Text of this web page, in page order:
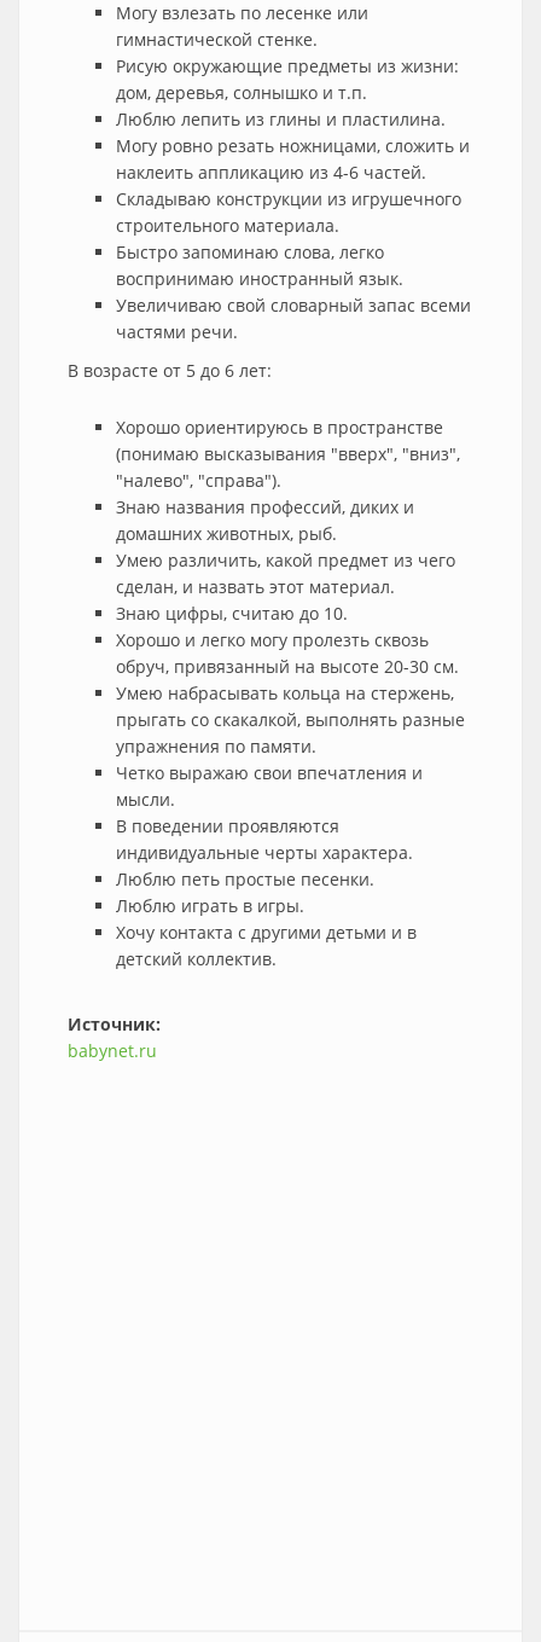
Могу взлезать по лесенке или
гимнастической стенке.
Рисую окружающие предметы из жизни:
дом, деревья, солнышко и т.п.
Люблю лепить из глины и пластилина.
Могу ровно резать ножницами, сложить и
наклеить аппликацию из 4-6 частей.
Складываю конструкции из игрушечного
строительного материала.
Быстро запоминаю слова, легко
воспринимаю иностранный язык.
Увеличиваю свой словарный запас всеми
частями речи.
В возрасте от 5 до 6 лет:
Хорошо ориентируюсь в пространстве
(понимаю высказывания "вверх", "вниз",
"налево", "справа").
Знаю названия профессий, диких и
домашних животных, рыб.
Умею различить, какой предмет из чего
сделан, и назвать этот материал.
Знаю цифры, считаю до 10.
Хорошо и легко могу пролезть сквозь
обруч, привязанный на высоте 20-30 см.
Умею набрасывать кольца на стержень,
прыгать со скакалкой, выполнять разные
упражнения по памяти.
Четко выражаю свои впечатления и
мысли.
В поведении проявляются
индивидуальные черты характера.
Люблю петь простые песенки.
Люблю играть в игры.
Хочу контакта с другими детьми и в
детский коллектив.
Источник:
babynet.ru